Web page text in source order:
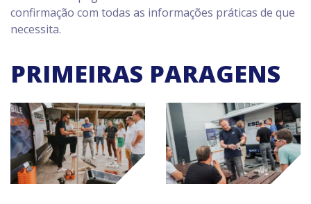
confirmação com todas as informações práticas de que
necessita.
PRIMEIRAS PARAGENS